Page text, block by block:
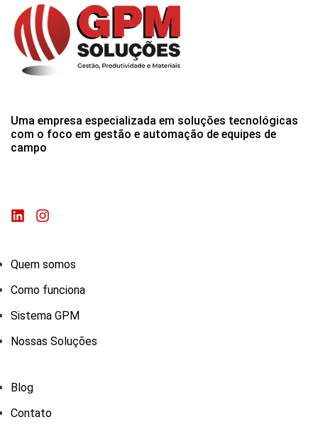
Uma empresa especializada em soluções tecnológicas
com o foco em gestão e automação de equipes de
campo
Quem somos
Como funciona
Sistema GPM
Nossas Soluções
Blog
Contato